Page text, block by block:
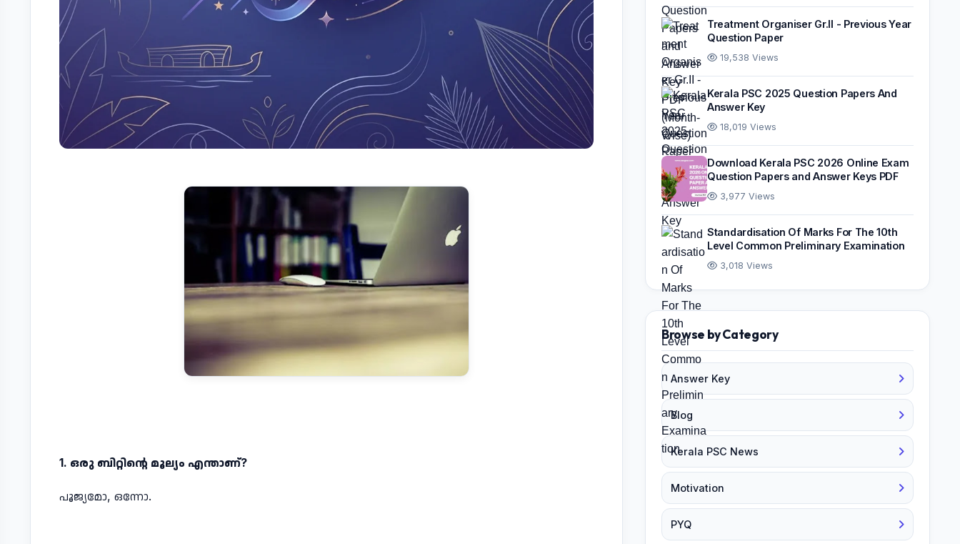
1. ഒരു ബിറ്റിന്റെ മൂല്യം എന്താണ്‌?
പൂജ്യമോ, ഒന്നോ.
Treatment Organiser Gr.II - Previous Year
Question Paper
19,538 Views
Kerala PSC 2025 Question Papers And
Answer Key
18,019 Views
Download Kerala PSC 2026 Online Exam
Question Papers and Answer Keys PDF
3,977 Views
Standardisation Of Marks For The 10th
Level Common Preliminary Examination
3,018 Views
Browse by Category
Answer Key
Blog
Kerala PSC News
Motivation
PYQ